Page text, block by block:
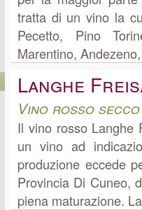
tratta di un vino la
Pecetto, Pino
Marentino,
Langhe
Vino rosso secco
Il vino rosso Langhe
un vino ad
produzione eccede
Provincia Di Cuneo,
piena maturazione.